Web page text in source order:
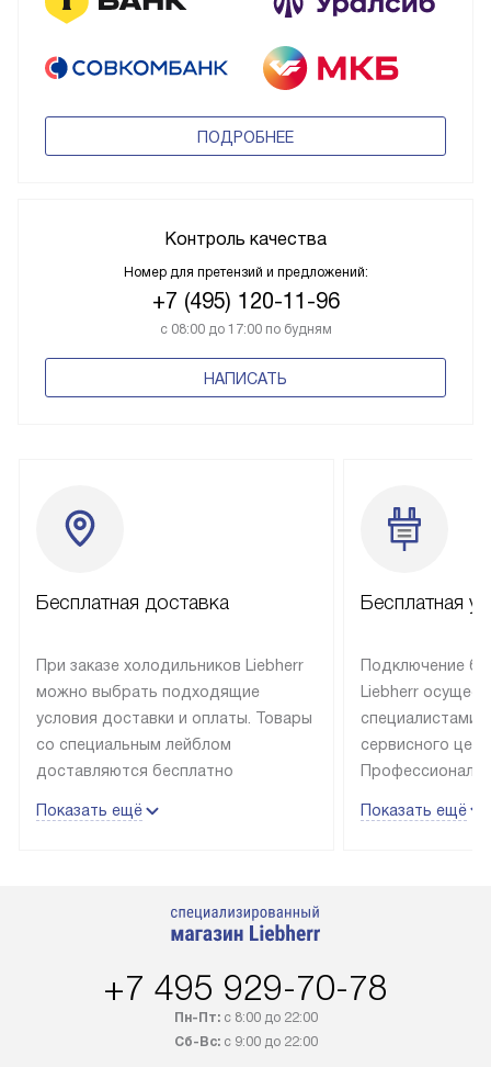
ПОДРОБНЕЕ
Контроль качества
Номер для претензий и предложений:
+7 (495) 120-11-96
с 08:00 до 17:00 по будням
НАПИСАТЬ
Бесплатная доставка
При заказе холодильников Liebherr
можно выбрать подходящие
условия доставки и оплаты. Товары
со специальным лейблом
доставляются бесплатно
до подъезда, выезд за МКАД
в течение трех дней. Доставка
регионы осуществляется через
100% предоплаты наша компания
Показать ещё
Бесплатная
Подключение
Liebherr
специалистами
сервисного
эксплуатации
Стоимость
Показать ещё
+7 495 929-70-78
Пн-Пт:с 8:00 до 22:00
Сб-Вс:с 9:00 до 22:00